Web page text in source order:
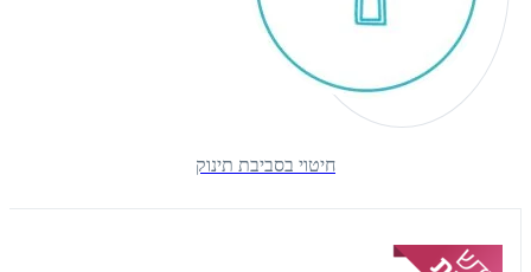
חיטוי בסביבת תינוק